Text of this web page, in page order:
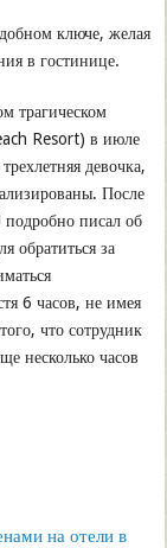
ключе, желая
в гостинице.
трагическом
Resort) в июле
девочка,
После
писал об
обратиться за
6 часов, не имея
что сотрудник
несколько часов
на отели в